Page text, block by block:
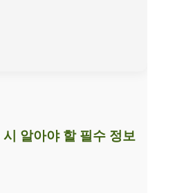
알아야 할 필수 정보